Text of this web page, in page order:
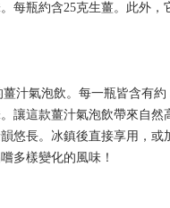
每瓶約含25克生薑。此外，
汁氣泡飲。每一瓶皆含有約
讓這款薑汁氣泡飲帶來自然
悠長。冰鎮後直接享用，或
多樣變化的風味！